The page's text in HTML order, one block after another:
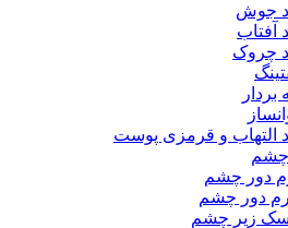
جوش
آفتاب
چروک
بردار
التهاب و قرمزی پوست
چشم
دور چشم
دور چشم
زیر چشم